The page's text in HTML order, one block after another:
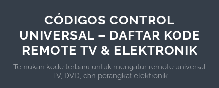
CÓDIGOS CONTROL
UNIVERSAL – DAFTAR KODE
REMOTE TV & ELEKTRONIK
Temukan kode terbaru untuk mengatur remote universal
TV, DVD, dan perangkat elektronik